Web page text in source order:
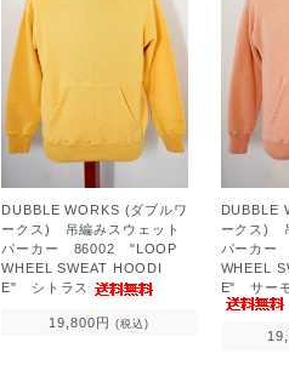
DUBBLE WORKS (ダブルワ
ークス) 吊編みスウェット
パーカー 86002 "LOOP
WHEEL SWEAT HOODI
E" シトラス
19,800円 (税込)
DUBBLE
ークス)
パーカ
WHEEL
E" サー